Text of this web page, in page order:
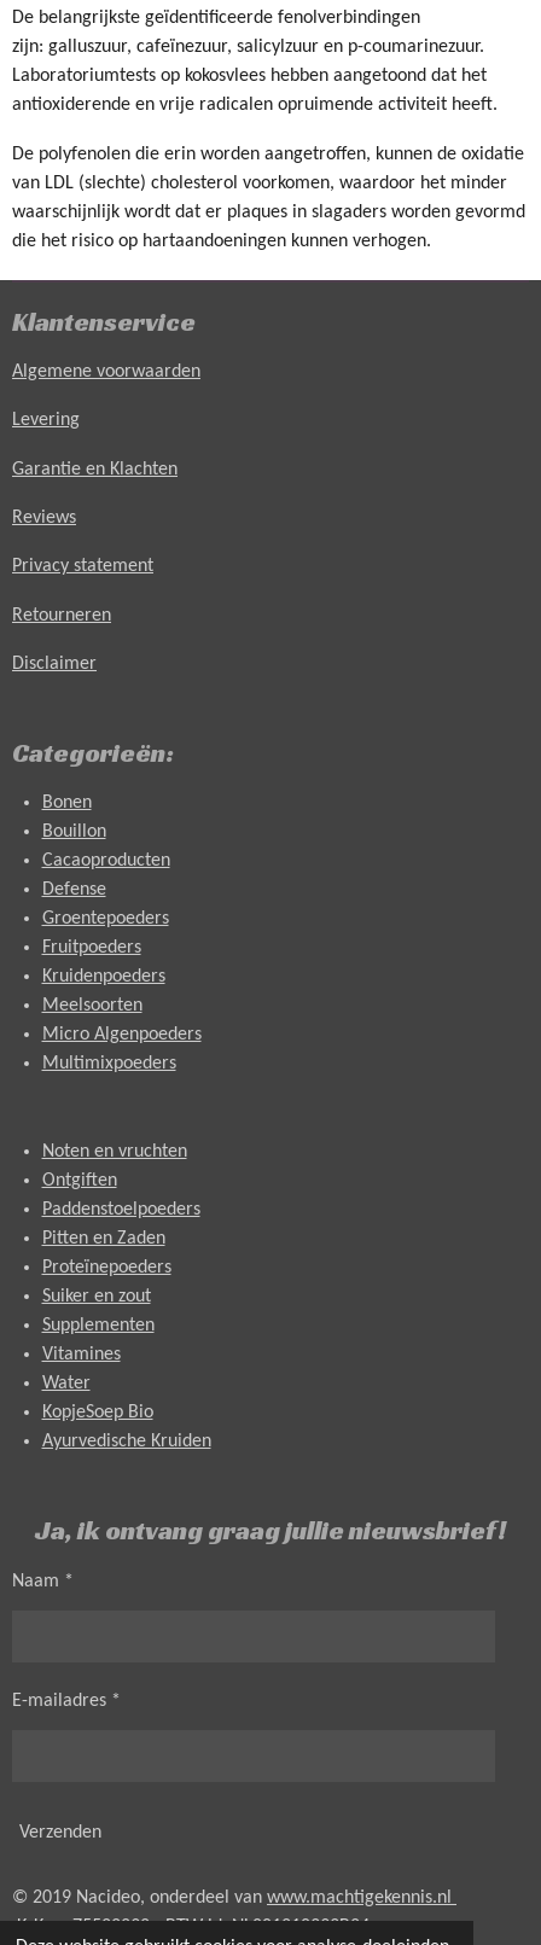
De belangrijkste geïdentificeerde fenolverbindingen
zijn: galluszuur, cafeïnezuur, salicylzuur en p-coumarinezuur.
Laboratoriumtests op kokosvlees hebben aangetoond dat het
antioxiderende en vrije radicalen opruimende activiteit heeft.
De polyfenolen die erin worden aangetroffen, kunnen de oxidatie
van LDL (slechte) cholesterol voorkomen, waardoor het minder
waarschijnlijk wordt dat er plaques in slagaders worden gevormd
die het risico op hartaandoeningen kunnen verhogen.
Klantenservice
Algemene voorwaarden
Levering
Garantie en Klachten
Reviews
Privacy statement
Retourneren
Disclaimer
Categorieën:
Bonen
Bouillon
Cacaoproducten
Defense
Groentepoeders
Fruitpoeders
Kruidenpoeders
Meelsoorten
Micro Algenpoeders
Multimixpoeders
Noten en vruchten
Ontgiften
Paddenstoelpoeders
Pitten en Zaden
Proteïnepoeders
Suiker en zout
Supplementen
Vitamines
Water
KopjeSoep Bio
Ayurvedische Kruiden
Ja, ik ontvang graag jullie nieuwsbrief!
Naam *
E-mailadres *
Verzenden
© 2019 Nacideo, onderdeel van www.machtigekennis.nl
KvK nr. 75522292 - BTW id.NL001210393B24